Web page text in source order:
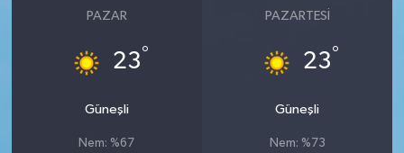
PAZAR
23°
Güneşli
Nem: %67
PAZARTESI
23°
Güneşli
Nem: %73